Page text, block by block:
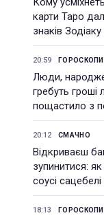
карти Таро
знаків Зодіаку
20:59 ГОРОСКОПИ
Люди,
гребуть гроші
пощастило з
20:12 СМАЧНО
Відкриваєш
зупинитися:
соусі сацебелі
18:13 ГОРОСКОПИ